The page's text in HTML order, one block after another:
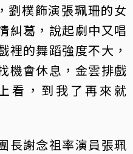
劉樸飾演張珮珊的女
糾葛，說起劇中又唱
裡的舞蹈強度不大，
機會休息，金雲排戲
看，到我了再來就
長謝念祖率演員張珮